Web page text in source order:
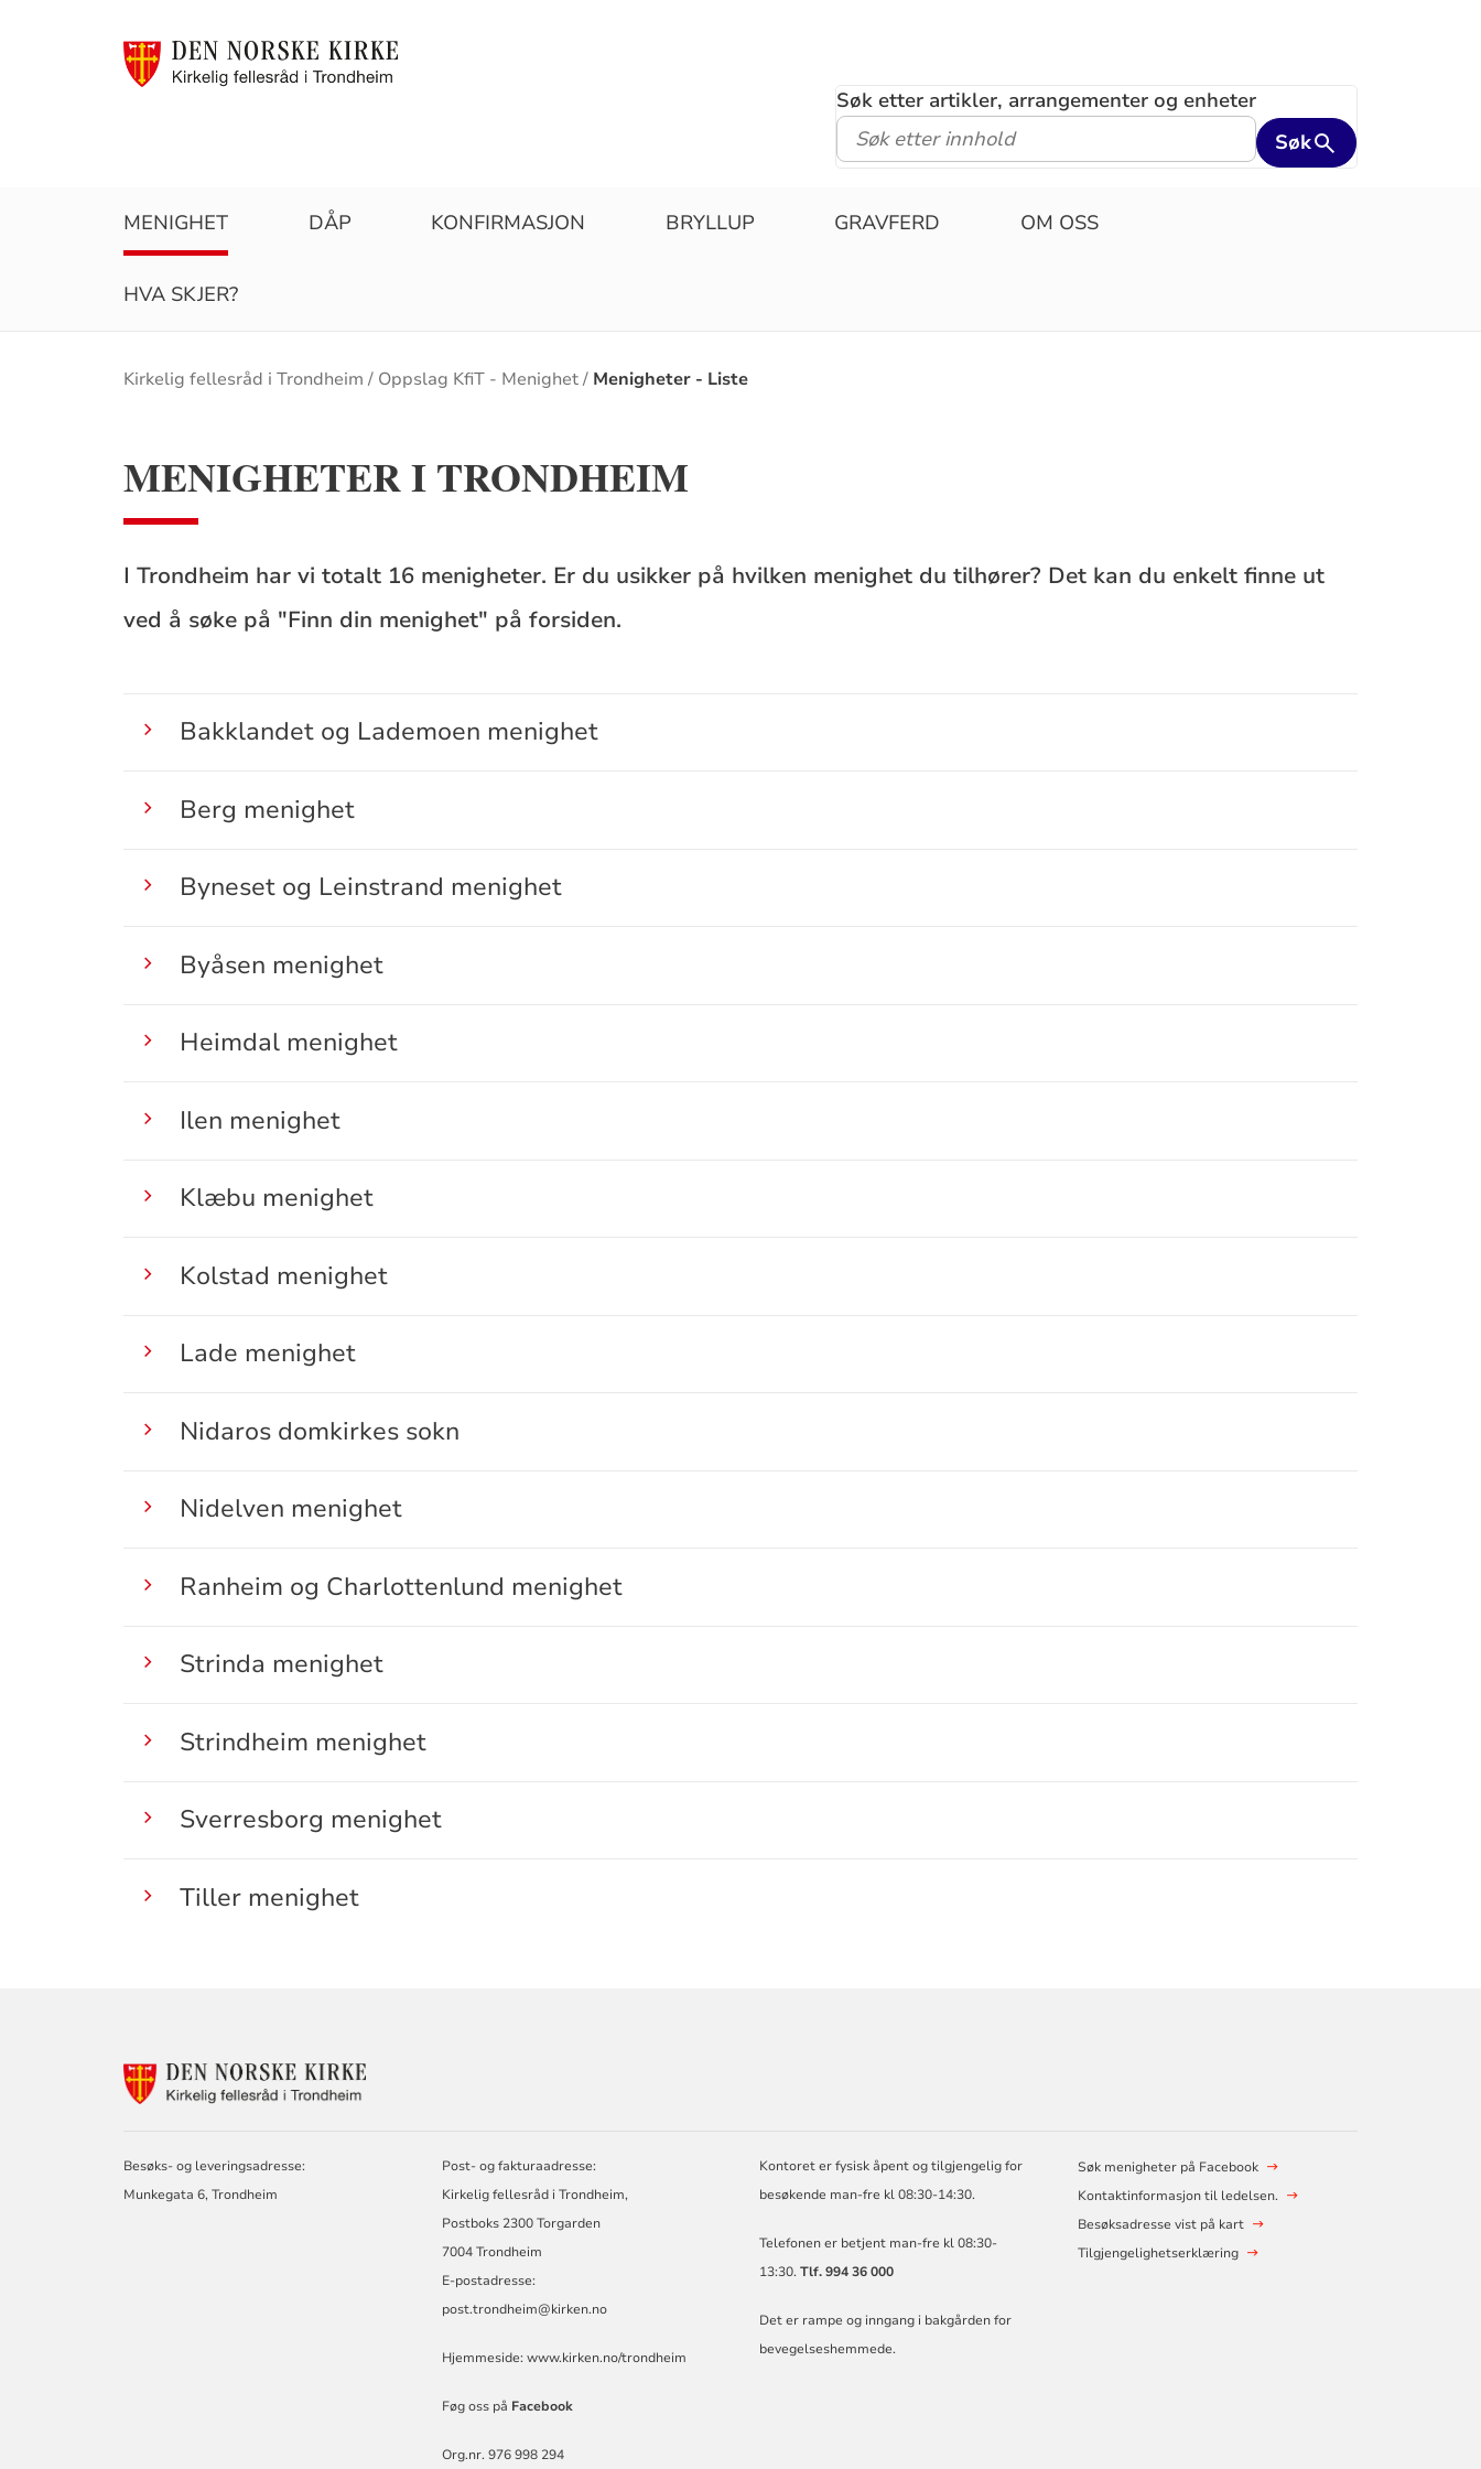
Søk etter artikler, arrangementer og enheter
Søk
MENIGHET DÅP KONFIRMASJON BRYLLUP GRAVFERD OM OSS
HVA SKJER?
Brødsmulesti
Kirkelig fellesråd i Trondheim Oppslag KfiT - Menighet Menigheter - Liste
MENIGHETER I TRONDHEIM
I Trondheim har vi totalt 16 menigheter. Er du usikker på hvilken menighet du tilhører? Det kan du enkelt finne ut
ved å søke på "Finn din menighet" på forsiden.
Bakklandet og Lademoen menighet
Berg menighet
Byneset og Leinstrand menighet
Byåsen menighet
Heimdal menighet
Ilen menighet
Klæbu menighet
Kolstad menighet
Lade menighet
Nidaros domkirkes sokn
Nidelven menighet
Ranheim og Charlottenlund menighet
Strinda menighet
Strindheim menighet
Sverresborg menighet
Tiller menighet
KONTAKTINFORMASJON
TRONDHEIM
Besøks- og leveringsadresse:
Munkegata 6, Trondheim
Post- og fakturaadresse:
Kirkelig fellesråd i Trondheim,
Postboks 2300 Torgarden
7004 Trondheim
E-postadresse:
post.trondheim@kirken.no
Hjemmeside: www.kirken.no/trondheim
Føg oss på Facebook
Org.nr. 976 998 294
Kontoret er fysisk åpent og tilgjengelig for
besøkende man-fre kl 08:30-14:30.
Telefonen er betjent man-fre kl 08:30-
13:30.Tlf. 994 36 000
Det er rampe og inngang i bakgården for
bevegelseshemmede.
Søk menigheter på Facebook
Kontaktinformasjon til ledelsen.
Besøksadresse vist på kart
Tilgjengelighetserklæring